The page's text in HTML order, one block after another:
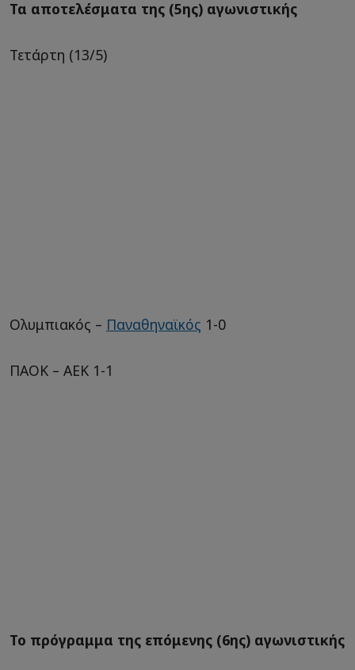
Τα αποτελέσματα της (5ης) αγωνιστικής
Τετάρτη (13/5)
Ολυμπιακός – Παναθηναϊκός 1-0
ΠΑΟΚ – ΑΕΚ 1-1
Το πρόγραμμα της επόμενης (6ης) αγωνιστικής